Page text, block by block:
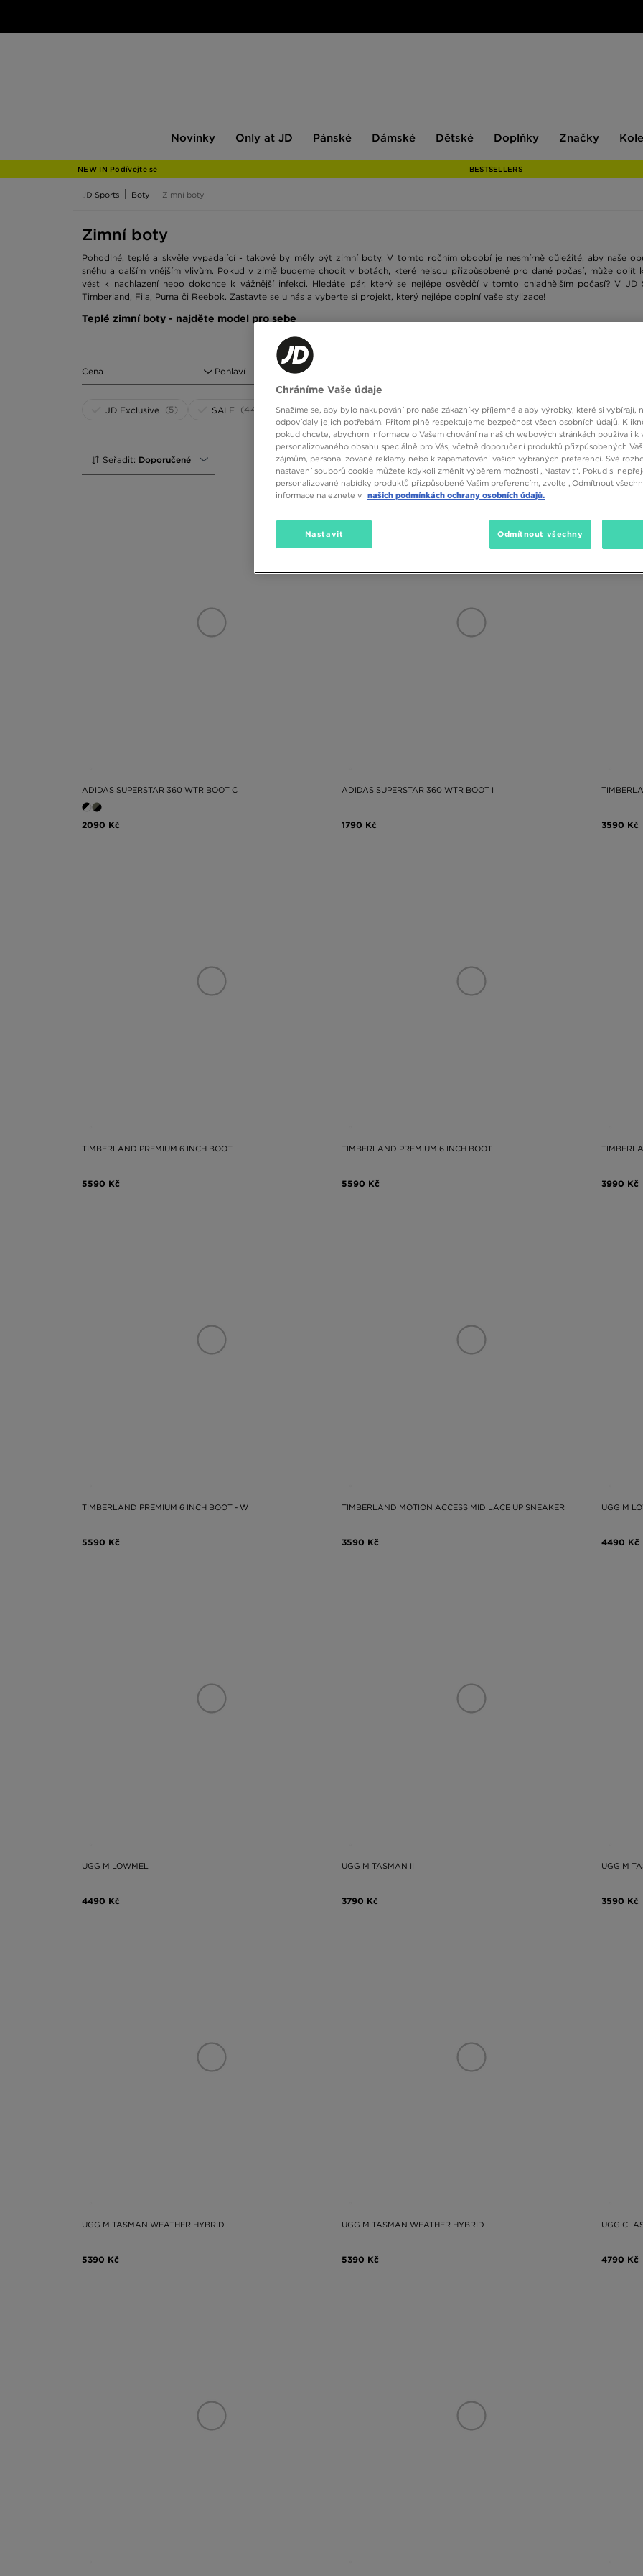
Novinky
JD
Only at JD Pánské Dámské Dětské Doplňky Značky
NEW IN Podívejte se BESTSELLERS
JD Sports Boty Zimní boty
Zimní boty
Pohodlné, teplé a skvěle vypadající - takové by měly být zimní boty. V tomto ročním období je nesmírně důležité, aby naše
sněhu a dalším vnějším vlivům. Pokud v zimě budeme chodit v botách, které nejsou přizpůsobené pro dané počasí, může
vést k nachlazení nebo dokonce k vážnější infekci. Hledáte pár, který se nejlépe osvědčí v tomto chladnějším počasí? V
Timberland, Fila, Puma či Reebok. Zastavte se u nás a vyberte si projekt, který nejlépe doplní vaše stylizace!
Teplé zimní boty - najděte model pro sebe
Nejste si jisti, na co se zaměřit při hledání správných bot na zimu? Již přicházíme s několika tipy! Důležitý je především
vnějšími vlivy, jako je déšť nebo kroupy. Podšívka uvnitř boty musí být měkka a prodyšná, a stélka by měla zajistit maximální
rovněž podrážka, která musí být dostatečně silná, aby zajistila odpovídající izolaci od chladné země. V JD máme zimní obuv,
jsou například bílé Puma Mayze Chelsea Pop WNS, což jsou kožené boty na syntetické platformě, nebo Puma Vittori v černé
hnědé Nanny State Tony nebo zimní voděodolné boty Timberland Euro Sprint Hiker. V JD Sports nezapomínáme ani na
modely jako adidas Hyperhiker K a Jordan Drip 23 TD.
K čemu nosit značkové zimní boty? Možností je mnoho a všechno záleží na tom, v jakých stylizacích se cítíte nejlépe. Pánské
péřovou bundou a mikinou s kapucí. K tomu doplňky - šála, čepice a batoh, do kterého si můžete schovat nejpotřebnější věci.
snadno zkomponují zimní boty s vlněným kabátem a širokou šálou. Volíte něco volnějšího? Masivní obuv se bude dobře hodit i
mikinou nebo krátkou, péřovou bundou s kapucí.
Cena Pohlaví
JD Exclusive (5) SALE (44)
Seřadit: Doporučené
ADIDAS SUPERSTAR 360 WTR BOOT C
2090 Kč
ADIDAS SUPERSTAR 360 WTR BOOT I
1790 Kč 3590 Kč
TIMBERLAND PREMIUM 6 INCH BOOT
5590 Kč
TIMBERLAND PREMIUM 6 INCH BOOT
5590 Kč 3990 Kč
TIMBERLAND PREMIUM 6 INCH BOOT - W
5590 Kč
TIMBERLAND MOTION ACCESS MID LACE UP SNEAKER
3590 Kč
UGG M
4490 Kč
UGG M LOWMEL
4490 Kč
UGG M TASMAN II
3790 Kč
UGG M
3590 Kč
UGG M TASMAN WEATHER HYBRID
5390 Kč
UGG M TASMAN WEATHER HYBRID
5390 Kč
UGG
4790 Kč
Chráníme Vaše údaje
Snažíme se, aby bylo nakupování pro naše zákazníky příjemné a aby výrobky, které si vybírají,
odpovídaly jejich potřebám. Přitom plně respektujeme bezpečnost všech osobních údajů.
pokud chcete, abychom informace o Vašem chování na našich webových stránkách používali k
personalizovaného obsahu speciálně pro Vás, včetně doporučení produktů přizpůsobených
zájmům, personalizované reklamy nebo k zapamatování vašich vybraných preferencí. Své
nastavení souborů cookie můžete kdykoli změnit výběrem možnosti „Nastavit“. Pokud si
personalizované nabídky produktů přizpůsobené Vašim preferencím, zvolte „Odmítnout
informace naleznete v našich podmínkách ochrany osobních údajů.
Nastavit Odmítnout všechny